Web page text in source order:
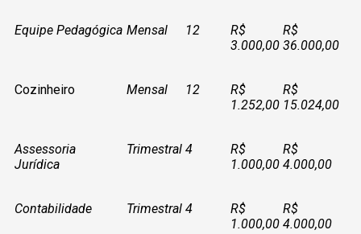
Equipe Pedagógica Mensal 12
R$
3.000,00
R$
36.000,00
Cozinheiro Mensal 12
R$
1.252,00
R$
15.024,00
Assessoria
Jurídica
Trimestral 4
R$
1.000,00
R$
4.000,00
Contabilidade Trimestral 4
R$
1.000,00
R$
4.000,00